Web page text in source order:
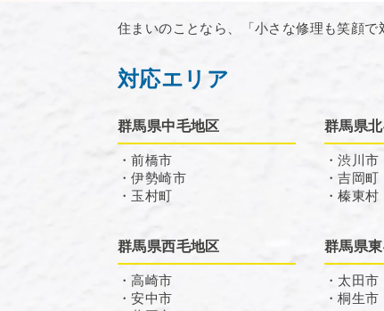
住まいのことなら、「小さな修理も笑顔
対応エリア
群馬県中毛地区
・前橋市
・伊勢崎市
・玉村町
群馬県
・渋川市
・吉岡町
・榛東村
群馬県西毛地区
・高崎市
・安中市
群馬県
・太田市
・桐生市